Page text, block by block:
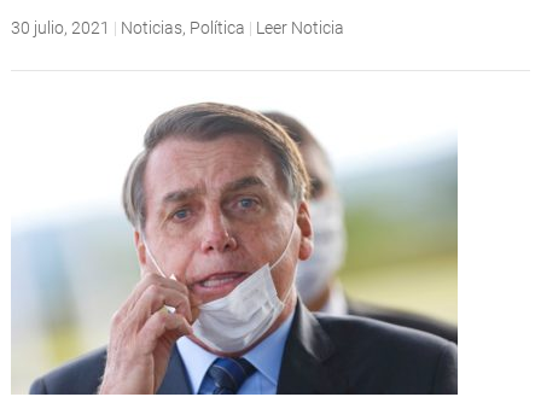
30 julio, 2021 | Noticias, Política | Leer Noticia